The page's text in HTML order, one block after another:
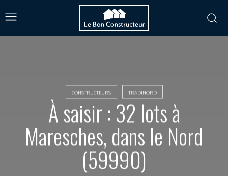
CONSTRUCTEURS TRADINORD
À saisir : 32 lots à
Maresches, dans le Nord
(59990)